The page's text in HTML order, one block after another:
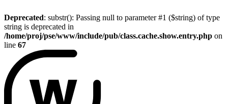
Deprecated: substr(): Passing null to parameter #1 ($string) of type
string is deprecated in
/home/proj/pse/www/include/pub/class.cache.show.entry.php on
line 67